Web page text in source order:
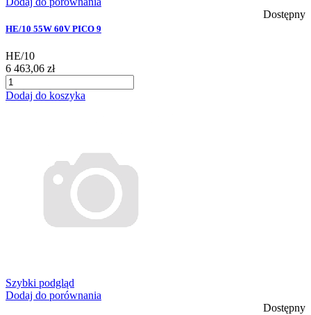
Dostępny
HE/10 55W 60V PICO 9
HE/10
6 463,06 zł
Dodaj do koszyka
Szybki podgląd
Dodaj do porównania
Dostępny